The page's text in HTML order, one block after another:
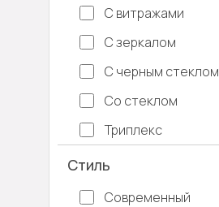
С витражами
С зеркалом
С черным стеклом
Со стеклом
Триплекс
Стиль
Современный